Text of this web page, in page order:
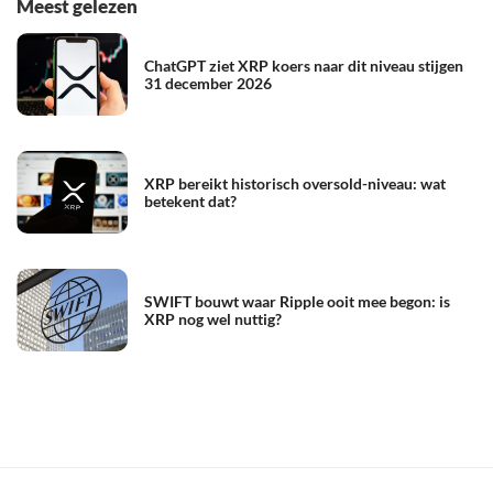
Meest gelezen
ChatGPT ziet XRP koers naar dit niveau stijgen
31 december 2026
XRP bereikt historisch oversold-niveau: wat
betekent dat?
SWIFT bouwt waar Ripple ooit mee begon: is
XRP nog wel nuttig?